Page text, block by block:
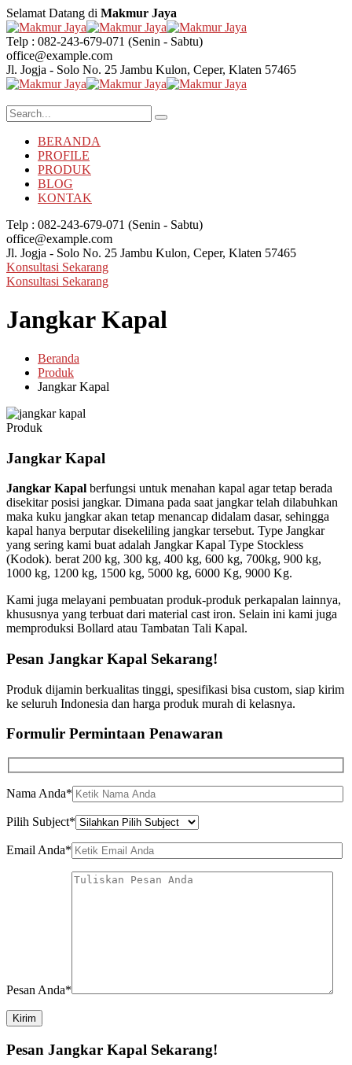
Selamat Datang di Makmur Jaya
Telp : 082-243-679-071 (Senin - Sabtu)
office@example.com
Jl. Jogja - Solo No. 25 Jambu Kulon, Ceper, Klaten 57465
BERANDA
PROFILE
PRODUK
BLOG
KONTAK
Telp : 082-243-679-071 (Senin - Sabtu)
office@example.com
Jl. Jogja - Solo No. 25 Jambu Kulon, Ceper, Klaten 57465
Konsultasi Sekarang
Konsultasi Sekarang
Jangkar Kapal
Beranda
Produk
Jangkar Kapal
Produk
Jangkar Kapal
Jangkar Kapal berfungsi untuk menahan kapal agar tetap berada
disekitar posisi jangkar. Dimana pada saat jangkar telah dilabuhkan
maka kuku jangkar akan tetap menancap didalam dasar, sehingga
kapal hanya berputar disekeliling jangkar tersebut. Type Jangkar
yang sering kami buat adalah Jangkar Kapal Type Stockless
(Kodok). berat 200 kg, 300 kg, 400 kg, 600 kg, 700kg, 900 kg,
1000 kg, 1200 kg, 1500 kg, 5000 kg, 6000 Kg, 9000 Kg.
Kami juga melayani pembuatan produk-produk perkapalan lainnya,
khususnya yang terbuat dari material cast iron. Selain ini kami juga
memproduksi Bollard atau Tambatan Tali Kapal.
Pesan Jangkar Kapal Sekarang!
Produk dijamin berkualitas tinggi, spesifikasi bisa custom, siap kirim
ke seluruh Indonesia dan harga produk murah di kelasnya.
Formulir Permintaan Penawaran
Nama Anda*
Pilih Subject*
Email Anda*
Pesan Anda*
Kirim
Pesan Jangkar Kapal Sekarang!